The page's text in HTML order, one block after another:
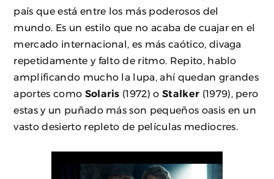
país que está entre los más poderosos del
mundo. Es un estilo que no acaba de cuajar en el
mercado internacional, es más caótico, divaga
repetidamente y falto de ritmo. Repito, hablo
amplificando mucho la lupa, ahí quedan grandes
aportes como Solaris (1972) oStalker (1979), pero
estas y un puñado más son pequeños oasis en un
vasto desierto repleto de películas mediocres.